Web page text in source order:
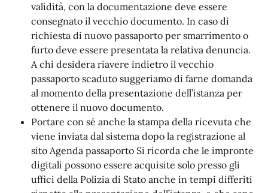
validità, con la documentazione deve essere
consegnato il vecchio documento. In caso di
richiesta di nuovo passaporto per smarrimento o
furto deve essere presentata la relativa denuncia.
A chi desidera riavere indietro il vecchio
passaporto scaduto suggeriamo di farne domanda
al momento della presentazione dell’istanza per
ottenere il nuovo documento.
Portare con sé anche la stampa della ricevuta che
viene inviata dal sistema dopo la registrazione al
sito Agenda passaporto Si ricorda che le impronte
digitali possono essere acquisite solo presso gli
uffici della Polizia di Stato anche in tempi differiti